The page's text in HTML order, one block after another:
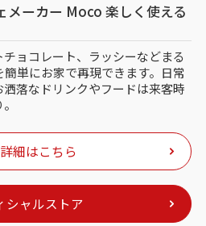
メーカー Moco 楽しく使える
ョコレート、ラッシーなどまる
単にお家で再現できます。日常
落なドリンクやフードは来客時
細はこちら
シャルストア